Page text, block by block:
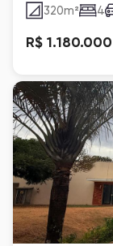
320m² 4
R$ 1.180.000